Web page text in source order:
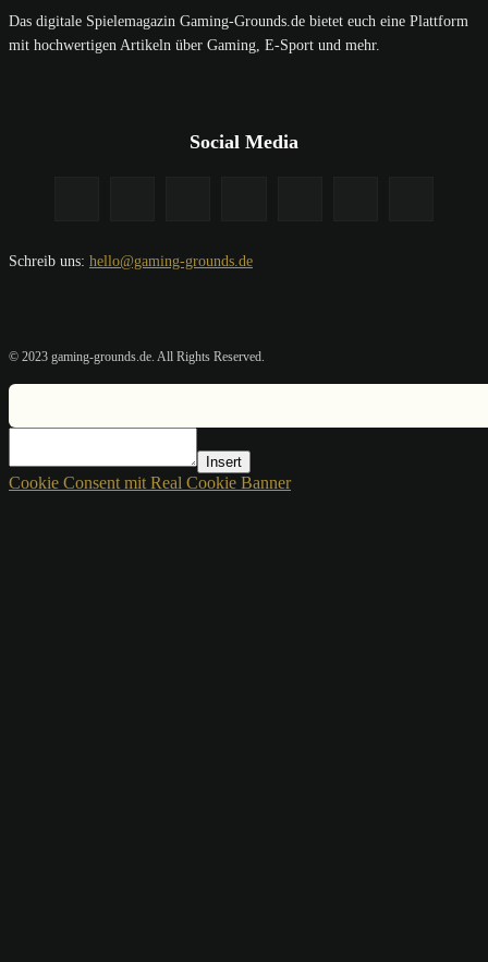
Das digitale Spielemagazin Gaming-Grounds.de bietet euch eine Plattform
mit hochwertigen Artikeln über Gaming, E-Sport und mehr.
Social Media
Schreib uns: hello@gaming-grounds.de
© 2023 gaming-grounds.de. All Rights Reserved.
Insert
Cookie Consent mit Real Cookie Banner